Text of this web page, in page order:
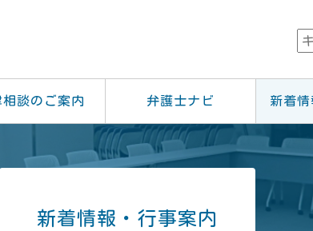
談のご案内 弁護士ナビ 新着
新着情報・行事案内